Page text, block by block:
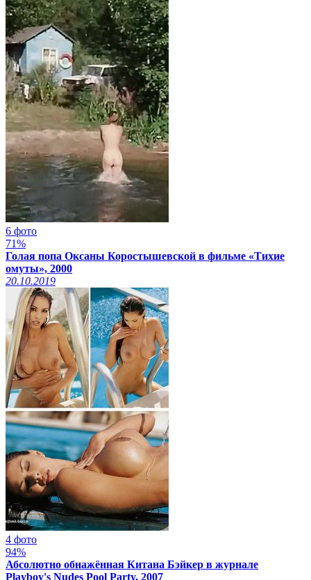
6 фото
71%
Голая попа Оксаны Коростышевской в фильме «Тихие
омуты», 2000
20.10.2019
4 фото
94%
Абсолютно обнажённая Китана Бэйкер в журнале
Playboy's Nudes Pool Party, 2007